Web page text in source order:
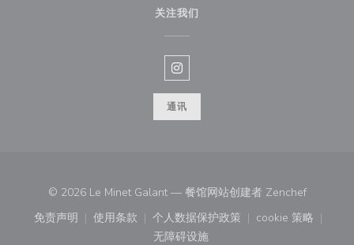
关注我们
Instagram ((在新窗口中打开))
通讯
© 2026 Le Minet Galant — 餐馆网站创建者 Zenchef((在新窗
免责声明
((在新窗口中打开))
使用条款
((在新窗口中打开))
个人数据保护政策
((在新窗口中打开))
cookie 策略
((在新窗口
无障碍设施